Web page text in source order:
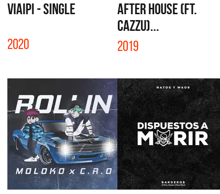
VIAIPI - SINGLE
2020
AFTER HOUSE (FT.
CAZZU)...
2019